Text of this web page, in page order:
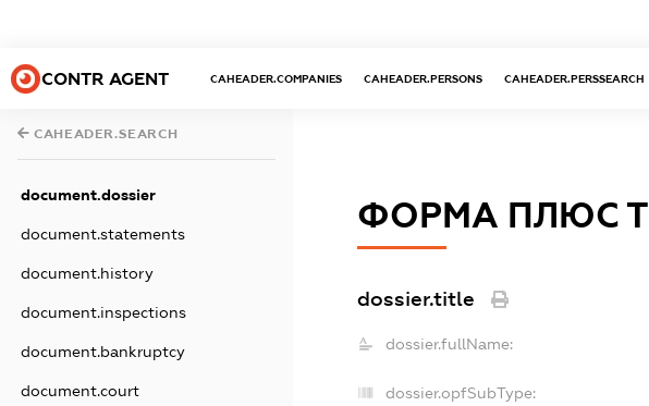
CONTR AGENT CAHEADER.COMPANIES CAHEADER.PERSONS CAHEADER.PERSSEARCH
CAHEADER.SEARCH
document.dossier
document.statements
document.history
document.inspections
document.bankruptcy
document.court
ФОРМА ПЛЮС Т
dossier.title
dossier.fullName:
dossier.opfSubType: